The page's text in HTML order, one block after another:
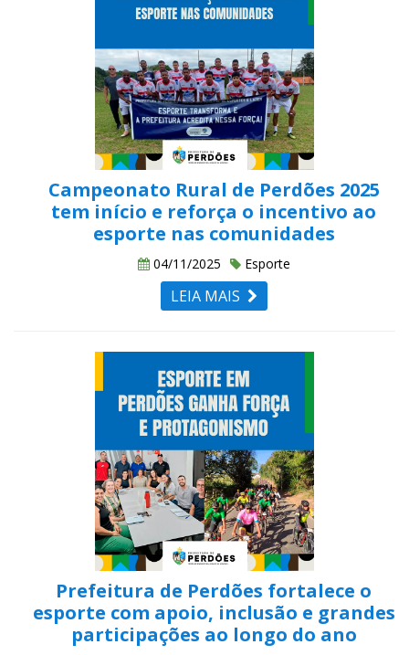
Campeonato Rural de Perdões 2025
tem início e reforça o incentivo ao
esporte nas comunidades
04/11/2025 Esporte
LEIA MAIS
Prefeitura de Perdões fortalece o
esporte com apoio, inclusão e grandes
participações ao longo do ano